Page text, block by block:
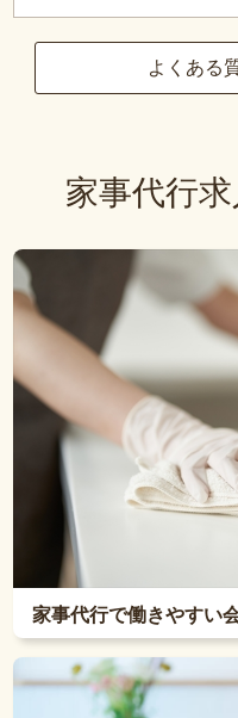
よくある
家事代行
家事代行で働きやすい